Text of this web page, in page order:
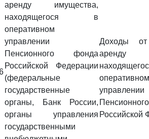
аренду имущества,
находящегося в
оперативном
управлении
Пенсионного фонда
Российской Федерации
(федеральные
государственные
органы, Банк России,
органы управления
государственными
Доходы
аренду
оперативном
управлении
Российской